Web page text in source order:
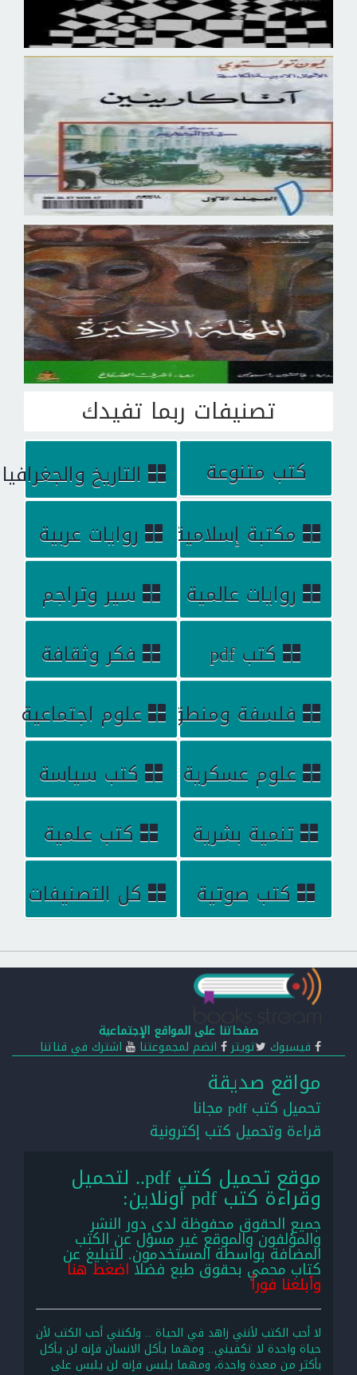
تصنيفات ربما تفيدك
كتب متنوعة
التاريخ والجغرافيا
مكتبة إسلامية
روايات عربية
روايات عالمية
سير وتراجم
كتب pdf
فكر وثقافة
فلسفة ومنطق
علوم اجتماعية
علوم عسكرية
كتب سياسة
تنمية بشرية
كتب علمية
كتب صوتية
كل التصنيفات
صفحاتنا على المواقع الإجتماعية
فيسبوك تويتر انضم لمجموعتنا اشترك في قناتنا
مواقع صديقة
تحميل كتب pdf مجانا
قراءة وتحميل كتب إكترونية
موقع تحميل كتب pdf.. لتحميل
وقراءة كتب pdf أونلاين:
جميع الحقوق محفوظة لدى دور النشر
والمؤلفون والموقع غير مسؤل عن الكتب
المضافة بواسطة المستخدمون. للتبليغ عن
كتاب محمي بحقوق طبع فضلااضغط هنا
وأبلغنا فوراً
لا أحب الكتب لأنني زاهد في الحياة .. ولكنني أحب الكتب لأن
حياة واحدة لا تكفيني.. ومهما يأكل الانسان فإنه لن يأكل
بأكثر من معدة واحدة، ومهما يلبس فإنه لن يلبس على